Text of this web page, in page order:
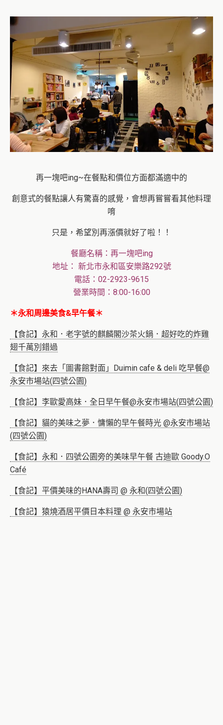
再一塊吧ing~在餐點和價位方面都滿適中的
創意式的餐點讓人有驚喜的感覺，會想再嘗嘗看其他料理
唷
只是，希望別再漲價就好了啦！！
餐廳名稱：再一塊吧ing
地址： 新北市永和區安樂路292號
電話：02-2923-9615
營業時間：8:00-16:00
＊永和周邊美食&早午餐＊
【食記】永和．老字號的麒麟閣沙茶火鍋．超好吃的炸雞
翅千萬別錯過
【食記】來去「圖書館對面」Duimin cafe & deli 吃早餐@
永安市場站(四號公園)
【食記】李歐愛高妹．全日早午餐@永安市場站(四號公園)
【食記】貓的美味之夢．慵懶的早午餐時光 @永安市場站
(四號公園)
【食記】永和．四號公園旁的美味早午餐 古迪歐 Goody.O
Café
【食記】平價美味的HANA壽司 @ 永和(四號公園)
【食記】猿燒酒居平價日本料理 @ 永安市場站